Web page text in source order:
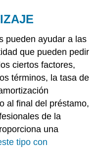
pueden ayudar a las
que pueden pedir
ciertos factores,
términos, la tasa de
al final del préstamo,
de la
una
tipo con